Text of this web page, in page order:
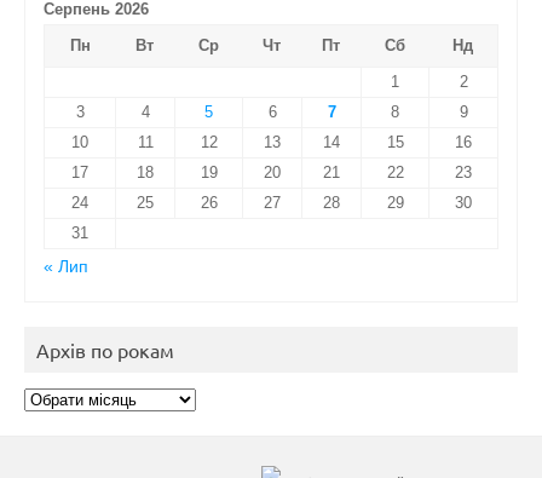
Серпень 2026
Пн
Вт Ср Чт Пт Сб
Нд
1
2
3
4 5 6 7 8
9
10
11 12 13 14 15
16
17
18 19 20 21 22
23
24
25 26 27 28 29
30
31
« Лип
Архів по рокам
Архів